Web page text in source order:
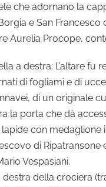
che adornano la
e San
Aurelia Procope,
a destra: L’altare
di fogliami e di
di un originale
la porta che dà
con medaglione
di
Vespasiani.
della crociera